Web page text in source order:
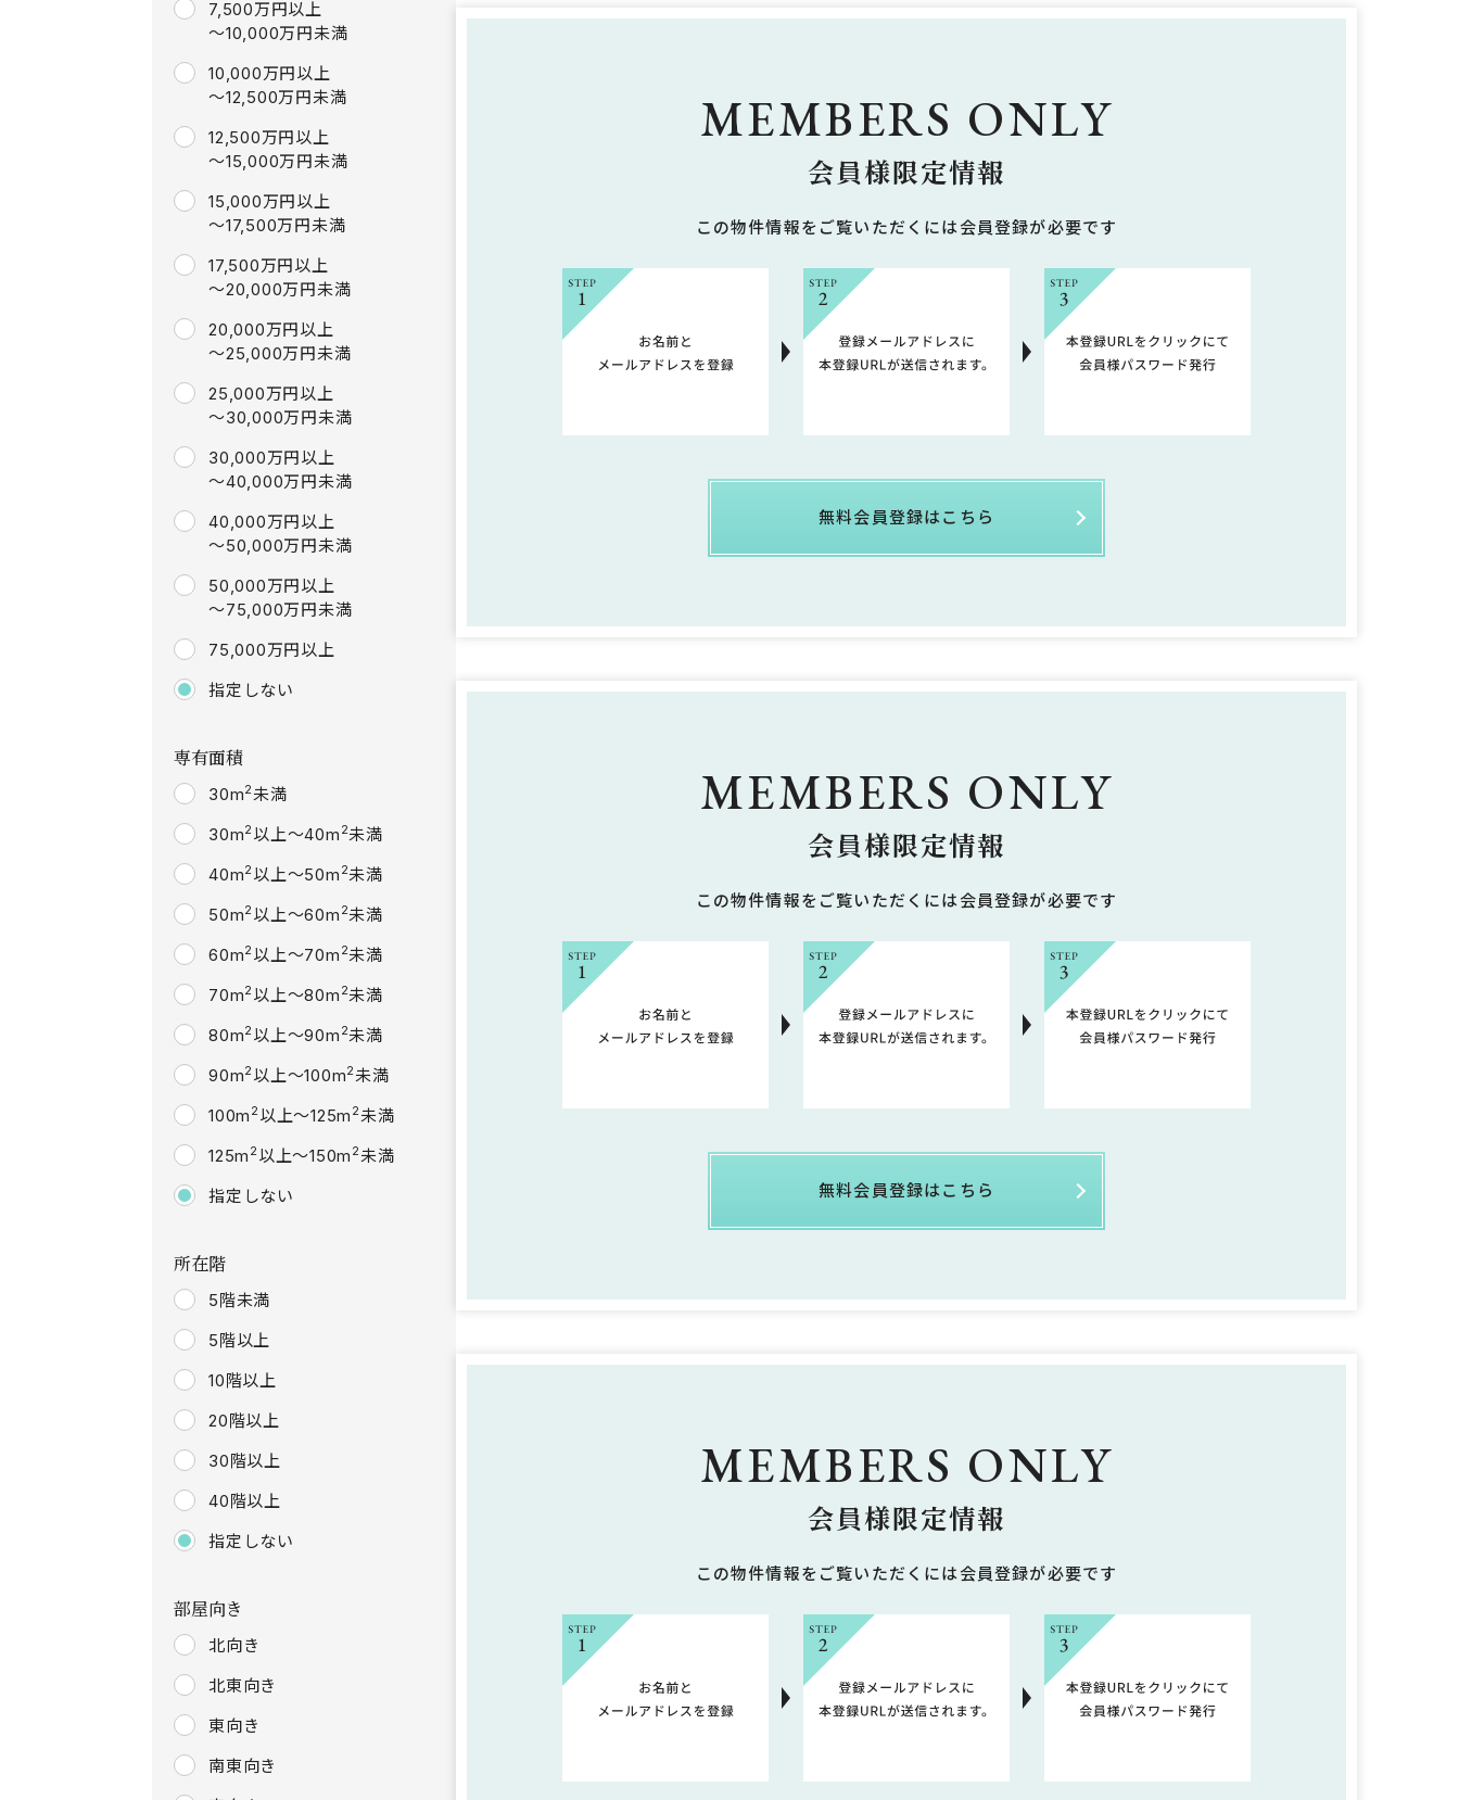
7,500万円以上
～10,000万円未満
10,000万円以上
～12,500万円未満
12,500万円以上
～15,000万円未満
15,000万円以上
～17,500万円未満
17,500万円以上
～20,000万円未満
20,000万円以上
～25,000万円未満
25,000万円以上
～30,000万円未満
30,000万円以上
～40,000万円未満
40,000万円以上
～50,000万円未満
50,000万円以上
～75,000万円未満
75,000万円以上
指定しない
専有面積
30m2未満
30m2以上～40m 2未満
40m2以上～50m 2未満
50m2以上～60m 2未満
60m2以上～70m 2未満
70m2以上～80m 2未満
80m2以上～90m 2未満
90m2以上～100m2未満
100m 2以上～125m 2未満
125m 2以上～150m 2未満
指定しない
所在階
5階未満
5階以上
10階以上
20階以上
30階以上
40階以上
指定しない
部屋向き
北向き
北東向き
東向き
南東向き
MEMBERS ONLY
会員様限定情報
この物件情報をご覧いただくには会員登録が必要です
無料会員登録はこちら
MEMBERS ONLY
会員様限定情報
この物件情報をご覧いただくには会員登録が必要です
無料会員登録はこちら
MEMBERS ONLY
会員様限定情報
この物件情報をご覧いただくには会員登録が必要です